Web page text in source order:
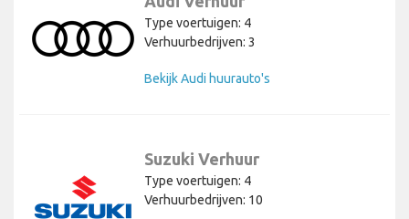
Type voertuigen: 4
Verhuurbedrijven: 3
Bekijk Audi huurauto's
Suzuki Verhuur
Type voertuigen: 4
Verhuurbedrijven: 10